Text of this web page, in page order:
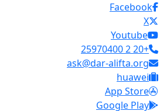
Facebook
X
Youtube
+20 2 25970400
ask@dar-alifta.org
huawei
App Store
Google Play